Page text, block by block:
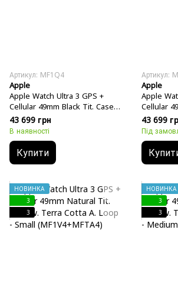
Артикул: MF1Q4
Apple
Apple Watch Ultra 3 GPS +
Cellular 49mm Black Tit. Case
w. Black Tit. Milanese Loop -
Medium (MF1Q4)
43 699 грн
В наявності
Купити
Артикул:
Apple
Apple
Cellular
w. Black
Large
43 699
Під
НОВИНКА
3
3
НОВИНКА
3
3